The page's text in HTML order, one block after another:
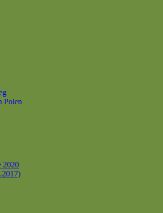
Polen
2020